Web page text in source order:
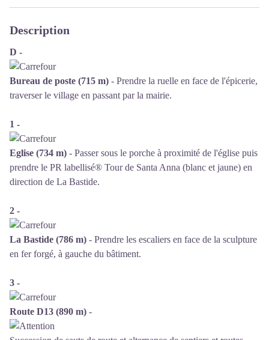
Description
D -
Bureau de poste (715 m) - Prendre la ruelle en face de l'épicerie,
traverser le village en passant par la mairie.
1 -
Eglise (734 m) - Passer sous le porche à proximité de l'église puis
prendre le PR labellisé® Tour de Santa Anna (blanc et jaune) en
direction de La Bastide.
2 -
La Bastide (786 m) - Prendre les escaliers en face de la sculpture
en fer forgé, à gauche du bâtiment.
3 -
Route D13 (890 m) -